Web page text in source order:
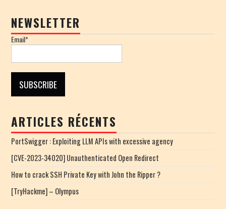
NEWSLETTER
Email*
ARTICLES RÉCENTS
PortSwigger : Exploiting LLM APIs with excessive agency
[CVE-2023-34020] Unauthenticated Open Redirect
How to crack SSH Private Key with John the Ripper ?
[TryHackme] – Olympus